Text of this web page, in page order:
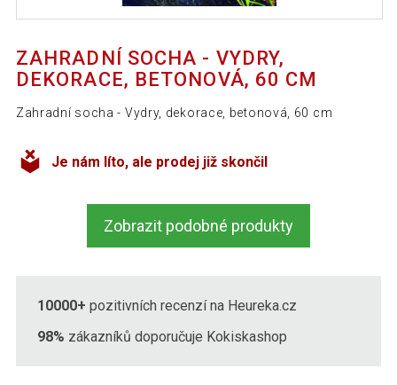
ZAHRADNÍ SOCHA - VYDRY,
DEKORACE, BETONOVÁ, 60 CM
Zahradní socha - Vydry, dekorace, betonová, 60 cm
Je nám líto, ale prodej již skončil
Zobrazit podobné produkty
10000+ pozitivních recenzí na Heureka.cz
98% zákazníků doporučuje Kokiskashop